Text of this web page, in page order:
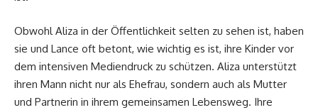
Obwohl Aliza in der Öffentlichkeit selten zu sehen ist, haben
sie und Lance oft betont, wie wichtig es ist, ihre Kinder vor
dem intensiven Mediendruck zu schützen. Aliza unterstützt
ihren Mann nicht nur als Ehefrau, sondern auch als Mutter
und Partnerin in ihrem gemeinsamen Lebensweg. Ihre